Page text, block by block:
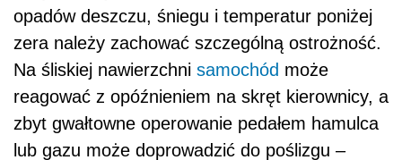
opadów deszczu, śniegu i temperatur poniżej
zera należy zachować szczególną ostrożność.
Na śliskiej nawierzchni samochód może
reagować z opóźnieniem na skręt kierownicy, a
zbyt gwałtowne operowanie pedałem hamulca
lub gazu może doprowadzić do poślizgu –